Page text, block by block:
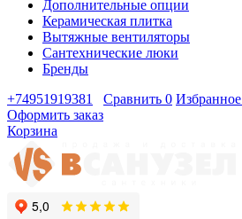
Дополнительные опции
Керамическая плитка
Вытяжные вентиляторы
Сантехнические люки
Бренды
+74951919381
Сравнить 0 Избранное
Оформить заказ
Корзина